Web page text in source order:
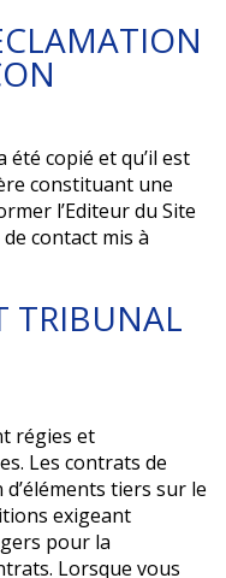
copié et qu’il est
constituant une
l’Editeur du Site
contact mis à
TRIBUNAL
régies et
Les contrats de
tiers sur le
exigeant
pour la
Lorsque vous